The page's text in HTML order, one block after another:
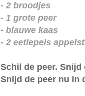
- 2 broodjes
- 1 grote peer
- blauwe kaas
- 2 eetlepels
Schil de peer.
Snijd de peer nu in